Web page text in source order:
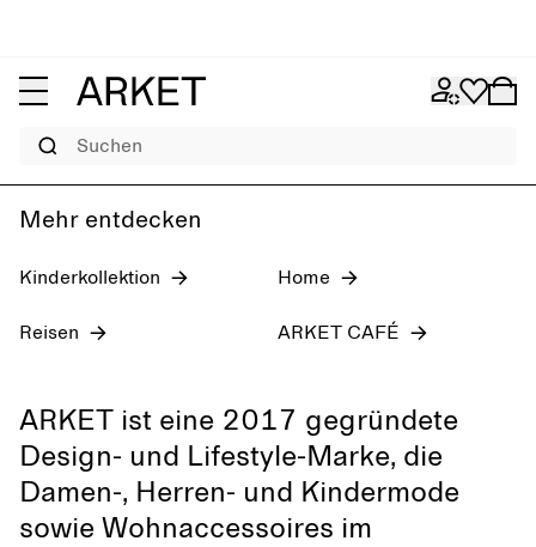
Suchen
Mehr entdecken
Kinderkollektion Home
Reisen ARKET CAFÉ
ARKET ist eine 2017 gegründete
Design- und Lifestyle-Marke, die
Damen-, Herren- und Kindermode
sowie Wohnaccessoires im